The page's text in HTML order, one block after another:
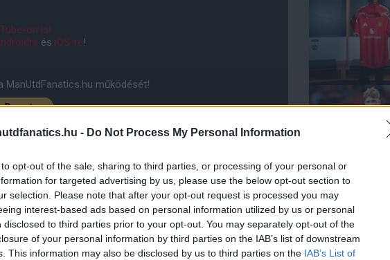
- Do Not Process My Personal Information
opt-out of the sale, sharing to third parties, or processing of your personal or
for targeted advertising by us, please use the below opt-out section to
selection. Please note that after your opt-out request is processed you may
interest-based ads based on personal information utilized by us or personal
disclosed to third parties prior to your opt-out. You may separately opt-out of the
of your personal information by third parties on the IAB’s list of downstream
This information may also be disclosed by us to third parties on the IAB’s List of
on is!
és iOS-re!
ManUtdFanatics.hu működését!